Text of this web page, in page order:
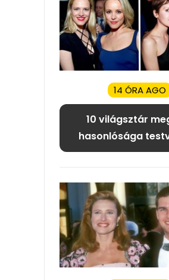
14 ÓRA AGO
10 világsztár
hasonlósága